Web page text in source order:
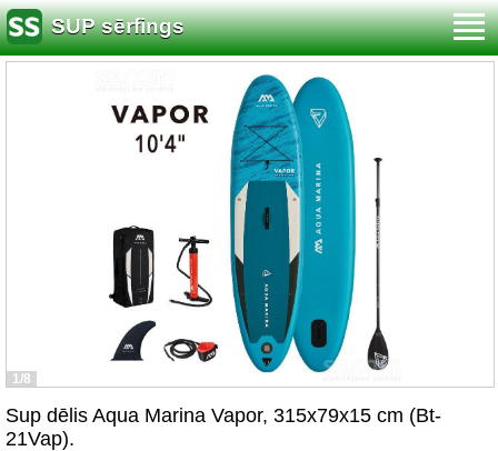
SUP sērfings
1/8
Sup dēlis Aqua Marina Vapor, 315x79x15 cm (Bt-
21Vap).